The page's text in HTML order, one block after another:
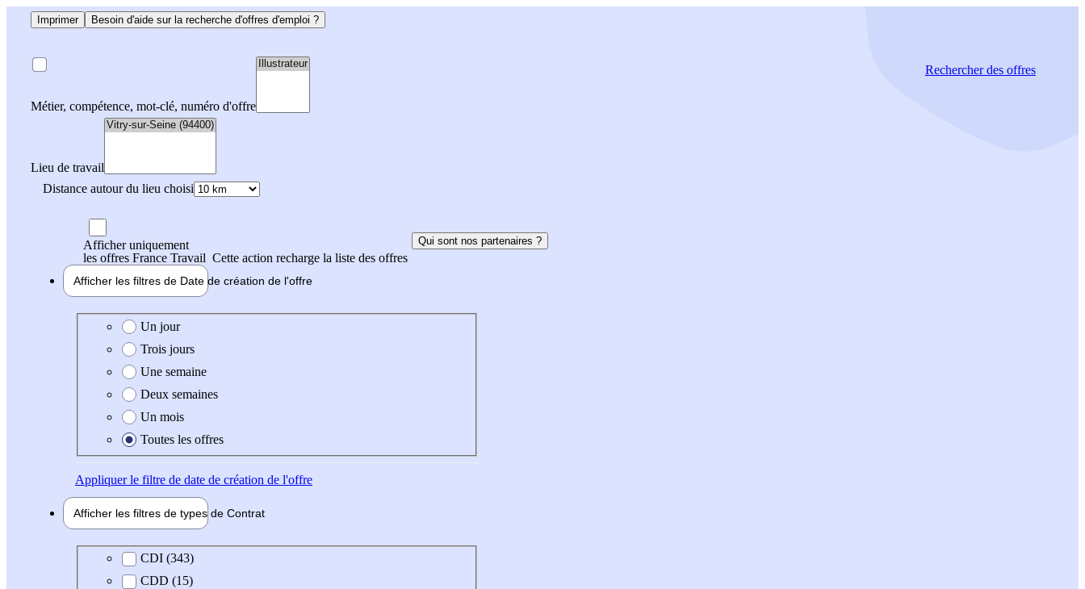
Imprimer Besoin d'aide sur la recherche d'offres d'emploi ?
Métier, compétence, mot-clé, numéro d'offre
Lieu de travail
Distance autour du lieu choisi
Rechercherdes offres
Afficher uniquement
les offres France Travail Cette action recharge la liste des offres
Qui sont nos partenaires ?
Afficher les filtres de Date de création de l'offre
Date de création de l'offre
Un jour
Trois jours
Une semaine
Deux semaines
Un mois
Toutes les offres
Appliquerle filtre de date de création de l'offre
Afficher les filtres de types de Contrat
Type de contratCDI (343)
CDD (15)